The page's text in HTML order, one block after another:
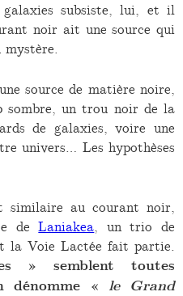
subsiste, lui, et il
noir ait une source qui
mystère.
source de matière noire,
sombre, un trou noir de la
de galaxies, voire une
univers… Les hypothèses
similaire au courant noir,
deLaniakea , un trio de
la Voie Lactée fait partie.
» semblent toutes
dénomme « le Grand